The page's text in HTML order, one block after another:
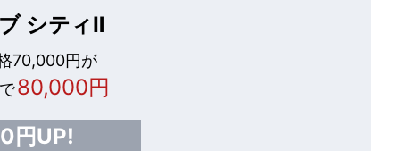
シティⅡ
70,000円が
80,000円
円UP!